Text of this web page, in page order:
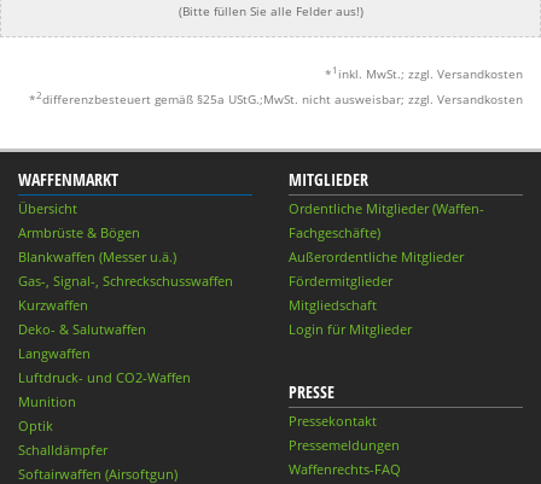
(Bitte füllen Sie alle Felder aus!)
* 1 inkl. MwSt.; zzgl. Versandkosten
*2differenzbesteuert gemäß §25a UStG.;MwSt. nicht ausweisbar; zzgl. Versandkosten
WAFFENMARKT
Übersicht
Armbrüste & Bögen
Blankwaffen (Messer u.ä.)
Gas-, Signal-, Schreckschusswaffen
Kurzwaffen
Deko- & Salutwaffen
Langwaffen
Luftdruck- und CO2-Waffen
Munition
Optik
Schalldämpfer
Softairwaffen (Airsoftgun)
MITGLIEDER
Ordentliche Mitglieder (Waffen-
Fachgeschäfte)
Außerordentliche Mitglieder
Fördermitglieder
Mitgliedschaft
Login für Mitglieder
PRESSE
Pressekontakt
Pressemeldungen
Waffenrechts-FAQ